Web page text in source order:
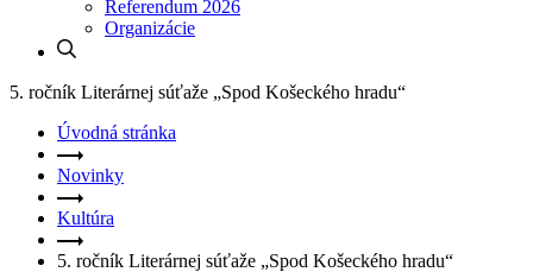
Referendum 2026
Organizácie
5. ročník Literárnej súťaže „Spod Košeckého hradu“
Úvodná stránka
Novinky
Kultúra
5. ročník Literárnej súťaže „Spod Košeckého hradu“